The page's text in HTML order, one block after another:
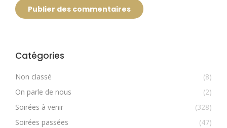
Publier des commentaires
Catégories
Non classé
(8)
On parle de nous
(2)
Soirées à venir
(328)
Soirées passées
(47)